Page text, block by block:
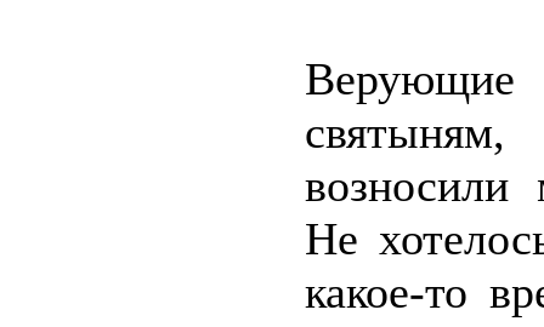
Верующие
возносили
Не
какое-то